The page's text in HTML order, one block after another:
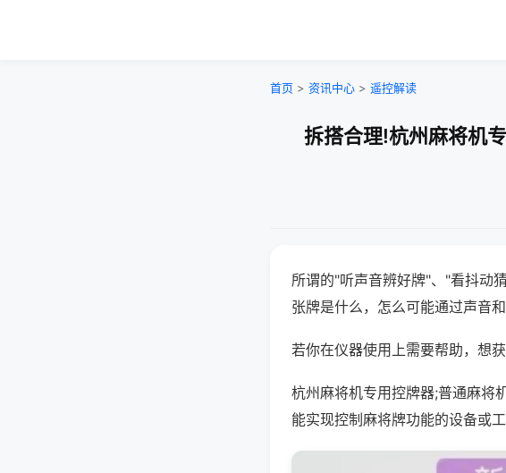
首页 > 资讯中心 > 遥控解读
拆搭合理!杭州麻将机
所谓的"听声音辨好牌"、"看抖动
张牌是什么，怎么可能通过声音
若你在仪器使用上需要帮助，想
杭州麻将机专用控牌器;普通麻将
能实现控制麻将牌功能的设备或工